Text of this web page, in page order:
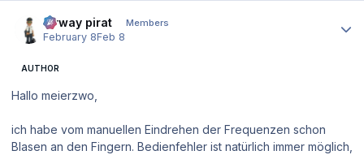
airway pirat Members
February 8Feb 8
AUTHOR
Hallo meierzwo,
ich habe vom manuellen Eindrehen der Frequenzen schon
Blasen an den Fingern. Bedienfehler ist natürlich immer möglich,